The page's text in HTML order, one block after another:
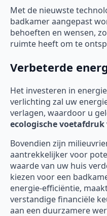
Met de nieuwste
badkamer aangepast
behoeften en wensen,
ruimte heeft om te
Verbeterde
Het investeren in
verlichting zal uw
verlagen, waardoor u
ecologische
Bovendien zijn
aantrekkelijker voor
waarde van uw huis
kiezen voor een
energie-efficiëntie,
verstandige financiële
aan een duurzamere